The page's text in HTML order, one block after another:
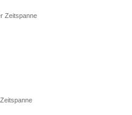
Zeitspanne